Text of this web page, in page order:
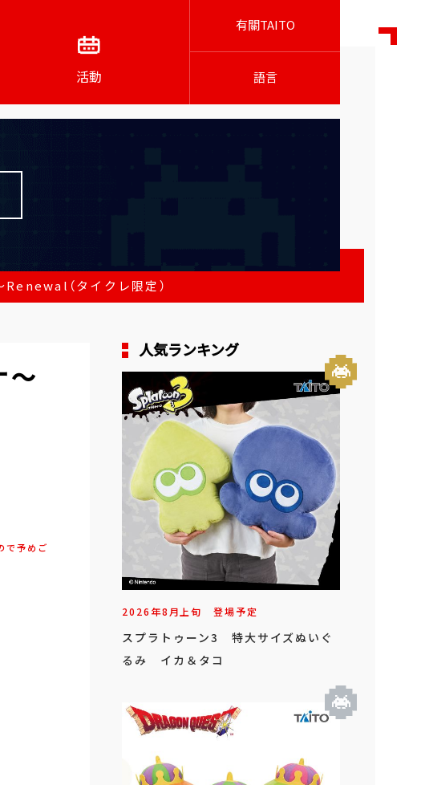
活動
有關TAITO
語言
（タイクレ限定）
で予めご
人気ランキング
2026年8月上旬 登場予定
スプラトゥーン3 特大サイズぬいぐ
るみ イカ＆タコ